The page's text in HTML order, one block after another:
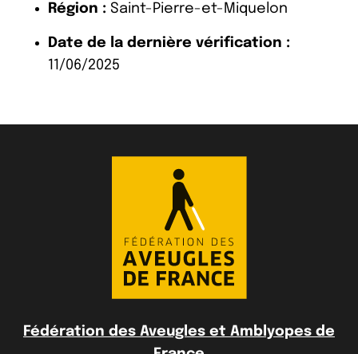
Région : Saint-Pierre-et-Miquelon
Date de la dernière vérification :
11/06/2025
Fédération des Aveugles et Amblyopes de